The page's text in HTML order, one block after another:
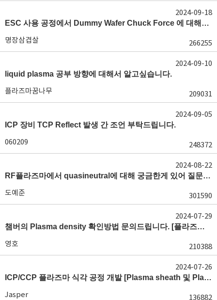
ESC 사용 공정에서 Dummy Wafer Chuck Force 에 대해서 궁급합니다
명장삼겹살 266255
2024-09-18
liquid plasma 공부 방향에 대해서 알고싶습니다.
플라즈마꿈나무 209031
2024-09-10
ICP 장비 TCP Reflect 발생 간 조언 부탁드립니다.
060209 248372
2024-09-05
RF플라즈마에서 quasineutral에 대해 궁금한게 있어 질문글 올립니다.[quasineutral]
도예준 301590
2024-08-22
챔버의 Plasma density 확인방법 문의드립니다. [플라즈마 모니터링, OES, LP]
영호 210388
2024-07-29
ICP/CCP 플라즈마 식각 공정 개발 [Plasma sheath 및 Plasma generation]
Jasper 136882
2024-07-26